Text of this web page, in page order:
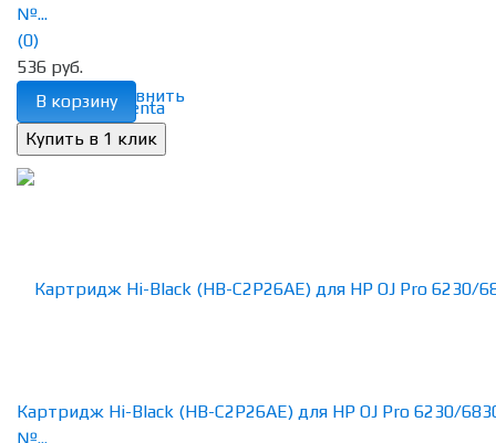
избранное сравнить
№...
(0)
536 руб.
В корзину
Картридж Hi-Black (HB-C2P26AE) для HP OJ Pro 6230/
№...